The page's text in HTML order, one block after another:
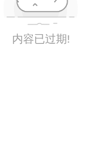
内容已过期!